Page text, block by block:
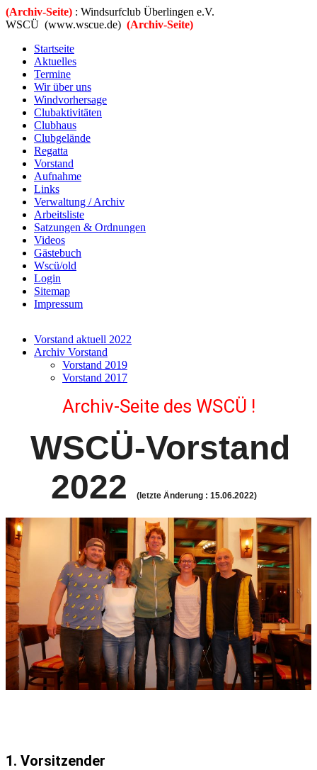
(Archiv-Seite) : Windsurfclub Überlingen e.V.
WSCÜ (www.wscue.de) (Archiv-Seite)
Startseite
Aktuelles
Termine
Wir über uns
Windvorhersage
Clubaktivitäten
Clubhaus
Clubgelände
Regatta
Vorstand
Aufnahme
Links
Verwaltung / Archiv
Arbeitsliste
Satzungen & Ordnungen
Videos
Gästebuch
Wscü/old
Login
Sitemap
Impressum
Vorstand aktuell 2022
Archiv Vorstand
Vorstand 2019
Vorstand 2017
Archiv-Seite des WSCÜ !
WSCÜ-Vorstand
2022
(letzte Änderung : 15.06.2022)
1. Vorsitzender